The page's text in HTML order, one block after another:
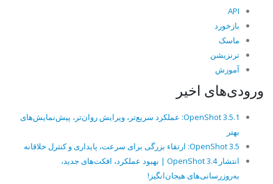
API
بازخورد
ماسک
ترنزیشن
آموزش
ورودی‌های اخیر
OpenShot 3.5.1: عملکرد سریع‌تر، ویرایش روان‌تر، پیش‌نمایش‌های
بهتر
OpenShot 3.5: ارتقاء بزرگی برای سرعت، پایداری و کنترل خلاقانه
انتشار OpenShot 3.4 | بهبود عملکرد، افکت‌های جدید،
به‌روزرسانی‌های هیجان‌انگیز!